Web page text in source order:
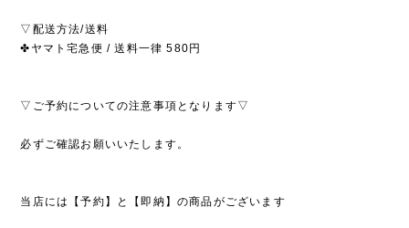
▽配送方法/送料
✤ヤマト宅急便 / 送料一律 580円
▽ご予約についての注意事項となります▽
必ずご確認お願いいたします。
当店には【予約】と【即納】の商品がございます